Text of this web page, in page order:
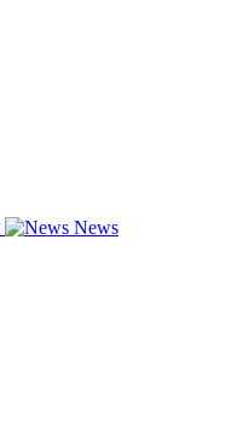
News